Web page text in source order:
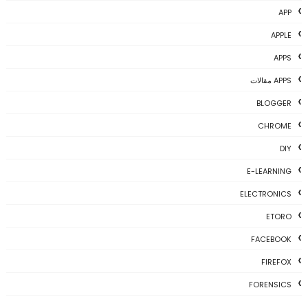
APP
APPLE
APPS
APPS مقالات
BLOGGER
CHROME
DIY
E-LEARNING
ELECTRONICS
ETORO
FACEBOOK
FIREFOX
FORENSICS